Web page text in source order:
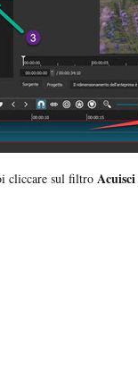
cliccare sul filtro Acuisci